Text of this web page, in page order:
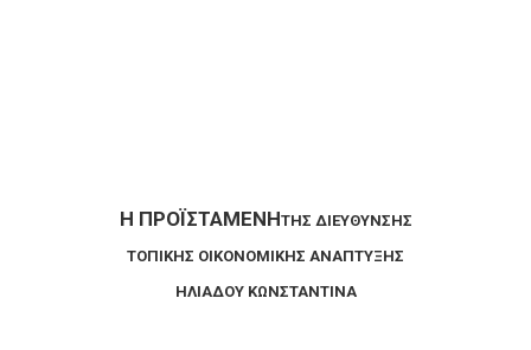
Η ΠΡΟΪΣΤΑΜΕΝΗΤΗΣ ΔΙΕΥΘΥΝΣΗΣ
ΤΟΠΙΚΗΣ ΟΙΚΟΝΟΜΙΚΗΣ ΑΝΑΠΤΥΞΗΣ
ΗΛΙΑΔΟΥ ΚΩΝΣΤΑΝΤΙΝΑ